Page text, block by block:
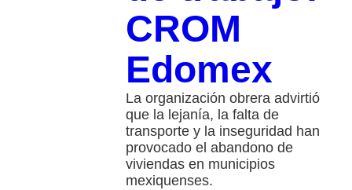
CROM
Edomex
La organización obrera advirtió
que la lejanía, la falta de
transporte y la inseguridad han
provocado el abandono de
viviendas en municipios
mexiquenses.